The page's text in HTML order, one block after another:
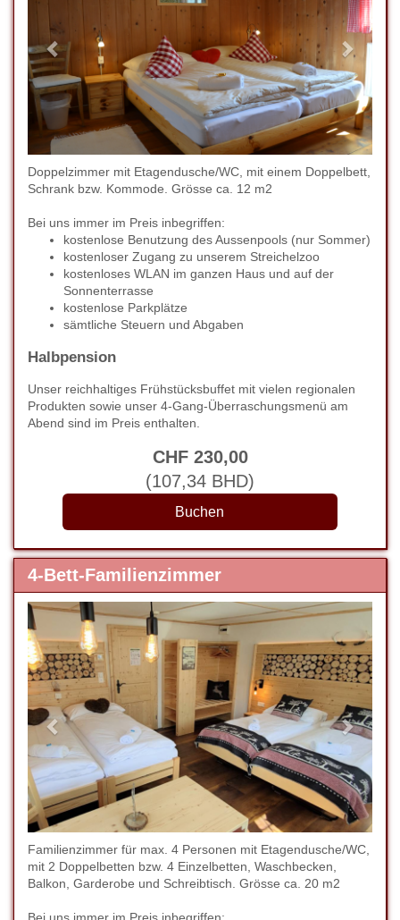
Doppelzimmer mit Etagendusche/WC, mit einem Doppelbett,
Schrank bzw. Kommode. Grösse ca. 12 m2
Bei uns immer im Preis inbegriffen:
kostenlose Benutzung des Aussenpools (nur Sommer)
kostenloser Zugang zu unserem Streichelzoo
kostenloses WLAN im ganzen Haus und auf der
Sonnenterrasse
kostenlose Parkplätze
sämtliche Steuern und Abgaben
Halbpension
Unser reichhaltiges Frühstücksbuffet mit vielen regionalen
Produkten sowie unser 4-Gang-Überraschungsmenü am
Abend sind im Preis enthalten.
CHF 230,00
(107,34 BHD)
4-Bett-Familienzimmer
Previous
Next
Familienzimmer für max. 4 Personen mit Etagendusche/WC,
mit 2 Doppelbetten bzw. 4 Einzelbetten, Waschbecken,
Balkon, Garderobe und Schreibtisch. Grösse ca. 20 m2